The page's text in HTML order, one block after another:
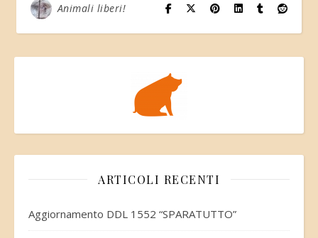
Animali liberi!
ARTICOLI RECENTI
Aggiornamento DDL 1552 “SPARATUTTO”